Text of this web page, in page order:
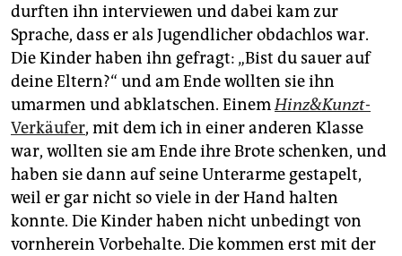
durften ihn interviewen und dabei kam zur
Sprache, dass er als Jugendlicher obdachlos war.
Die Kinder haben ihn gefragt: „Bist du sauer auf
deine Eltern?“ und am Ende wollten sie ihn
umarmen und abklatschen. EinemHinz&Kunzt-
Verkäufer, mit dem ich in einer anderen Klasse
war, wollten sie am Ende ihre Brote schenken, und
haben sie dann auf seine Unterarme gestapelt,
weil er gar nicht so viele in der Hand halten
konnte. Die Kinder haben nicht unbedingt von
vornherein Vorbehalte. Die kommen erst mit der